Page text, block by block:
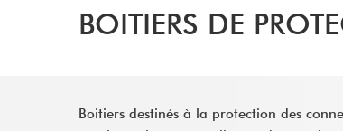
BOITIERS DE
Boitiers destinés à la protection des